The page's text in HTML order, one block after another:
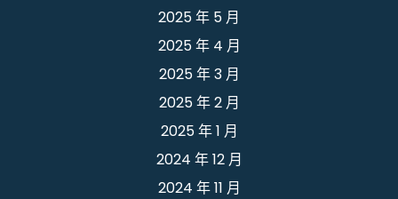
2025 年 5 月
2025 年 4 月
2025 年 3 月
2025 年 2 月
2025 年 1 月
2024 年 12 月
2024 年 11 月